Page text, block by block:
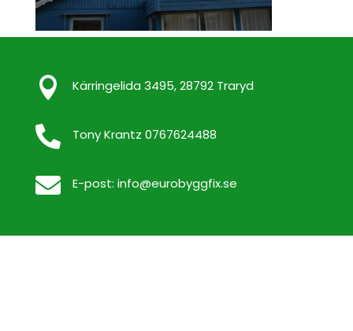
 Kärringelida 3495, 28792 Traryd
 Tony Krantz 0767624488
 E-post: info@eurobyggfix.se